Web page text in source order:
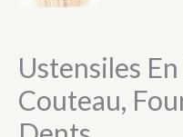
Ustensiles
Couteau,